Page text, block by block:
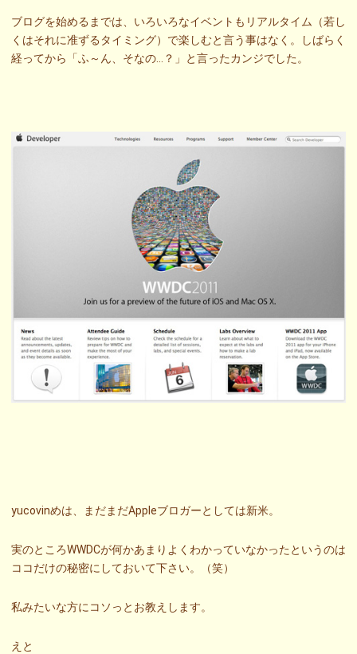
ブログを始めるまでは、いろいろなイベントもリアルタイム（若し
くはそれに准ずるタイミング）で楽しむと言う事はなく。しばらく
経ってから「ふ～ん、そなの…？」と言ったカンジでした。
yucovinめは、まだまだAppleブロガーとしては新米。
実のところWWDCが何かあまりよくわかっていなかったというのは
ココだけの秘密にしておいて下さい。（笑）
私みたいな方にコソっとお教えします。
えと